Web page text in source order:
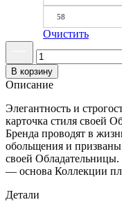
58
Очистить
В корзину
Описание
Элегантность и
карточка стиля своей
Бренда проводят в
обольщения и
своей Обладательницы.
— основа Коллекции
Детали